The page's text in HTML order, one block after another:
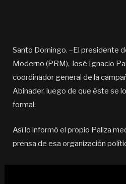
Santo Domingo. –El presidente
Moderno (PRM), José Ignacio
coordinador general de la
Abinader, luego de que éste se
formal.
Así lo informó el propio Paliza
prensa de esa organización